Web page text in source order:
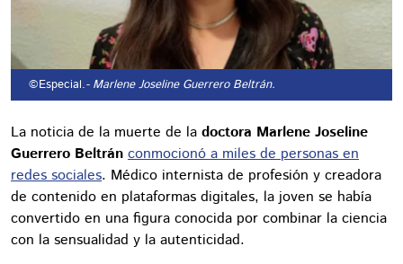
©Especial.- Marlene Joseline Guerrero Beltrán.
La noticia de la muerte de la doctora Marlene Joseline
Guerrero Beltrán conmocionó a miles de personas en
redes sociales. Médico internista de profesión y creadora
de contenido en plataformas digitales, la joven se había
convertido en una figura conocida por combinar la ciencia
con la sensualidad y la autenticidad.